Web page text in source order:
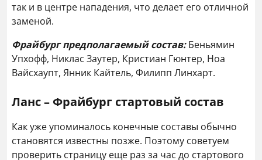
так и в центре нападения, что делает его отличной
заменой.
Фрайбург предполагаемый состав:Беньямин
Упхофф, Никлас Заутер, Кристиан Гюнтер, Ноа
Вайсхаупт, Янник Кайтель, Филипп Линхарт.
Ланс – Фрайбург стартовый состав
Как уже упоминалось конечные составы обычно
становятся известны позже. Поэтому советуем
проверить страницу еще раз за час до стартового